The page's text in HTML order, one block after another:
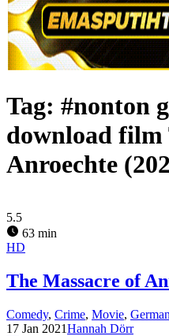
Tag: #nonton
download film
Anroechte
5.5
63 min
HD
The Massacre of
Comedy, Crime, Movie,
17 Jan 2021Hannah Dörr